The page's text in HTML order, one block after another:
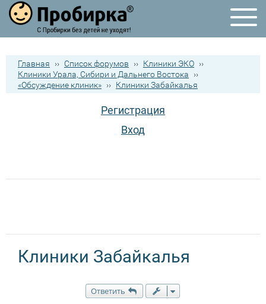
Главная ›› Список форумов ›› Клиники ЭКО ››
Клиники Урала, Сибири и Дальнего Востока
››
«Обсуждение клиник» ›› Клиники Забайкалья
Регистрация
Вход
Клиники Забайкалья
Ответить